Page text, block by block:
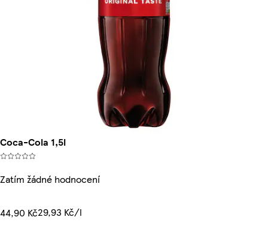
Coca-Cola 1,5l
Zatím žádné hodnocení
44,90 Kč29,93 Kč/l